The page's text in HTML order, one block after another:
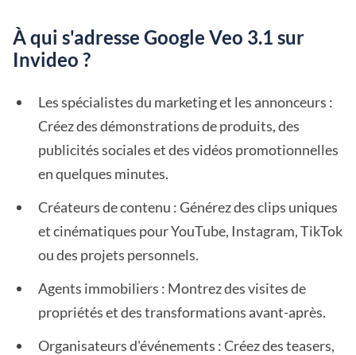
À qui s'adresse Google Veo 3.1 sur
Invideo ?
Les spécialistes du marketing et les annonceurs :
Créez des démonstrations de produits, des
publicités sociales et des vidéos promotionnelles
en quelques minutes.
Créateurs de contenu : Générez des clips uniques
et cinématiques pour YouTube, Instagram, TikTok
ou des projets personnels.
Agents immobiliers : Montrez des visites de
propriétés et des transformations avant-après.
Organisateurs d'événements : Créez des teasers,